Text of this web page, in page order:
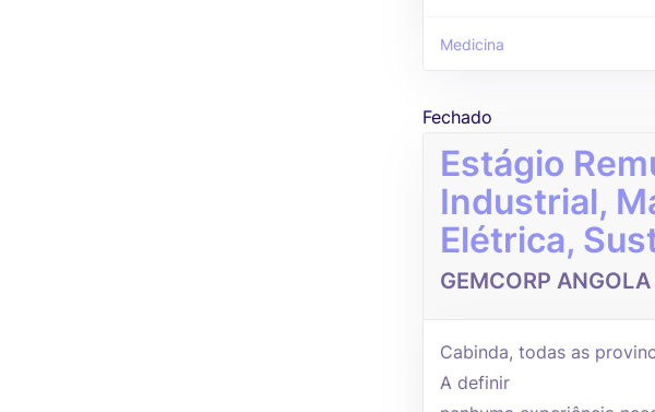
Medicina
Fechado
Estágio
Industrial,
Elétrica,
GEMCORP ANGOLA
Cabinda, todas as
A definir